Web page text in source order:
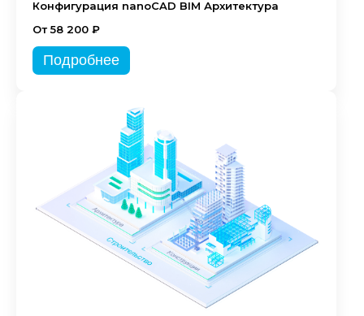
Конфигурация nanoCAD BIM Архитектура
От 58 200 ₽
Подробнее